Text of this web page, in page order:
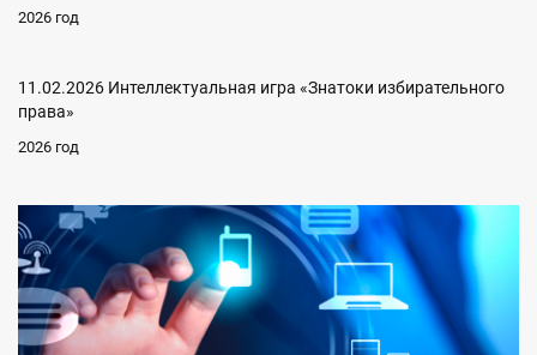
2026 год
11.02.2026 Интеллектуальная игра «Знатоки избирательного
права»
2026 год